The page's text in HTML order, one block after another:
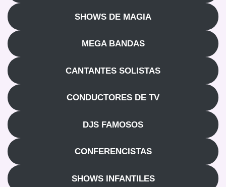
SHOWS DE MAGIA
MEGA BANDAS
CANTANTES SOLISTAS
CONDUCTORES DE TV
DJS FAMOSOS
CONFERENCISTAS
SHOWS INFANTILES